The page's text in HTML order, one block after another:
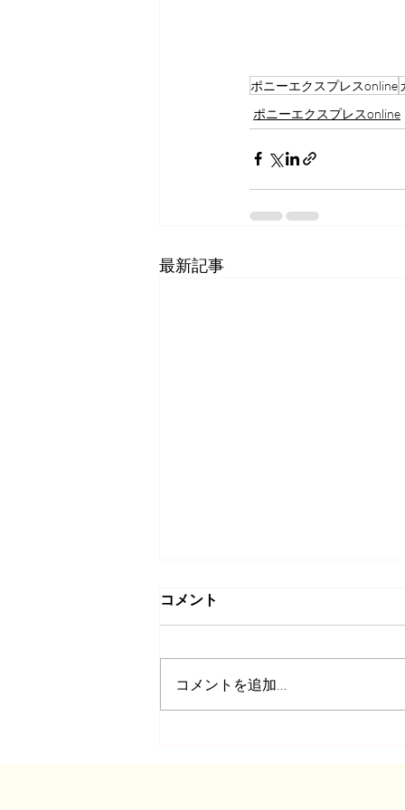
ポニーエクスプレスonline
ポニーエクスプレスonline
最新記事
コメント
コメントを追加…